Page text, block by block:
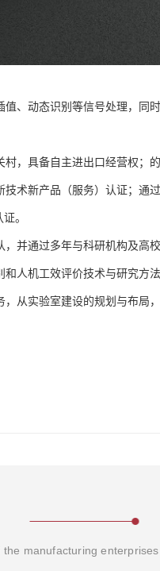
、动态识别等信号处理，同
，具备自主进出口经营权；
术新产品（服务）认证；通过
。
并通过多年与科研机构及高
人机工效评价技术与研究方
从实验室建设的规划与布局
manufacturing enterprises